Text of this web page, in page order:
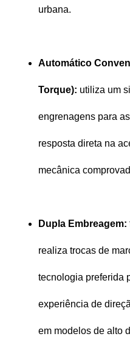
urbana.
Automático
Torque): utiliza um
engrenagens para
resposta direta na
mecânica
Dupla Embreagem:
realiza trocas de
tecnologia preferida
experiência de
em modelos de alto